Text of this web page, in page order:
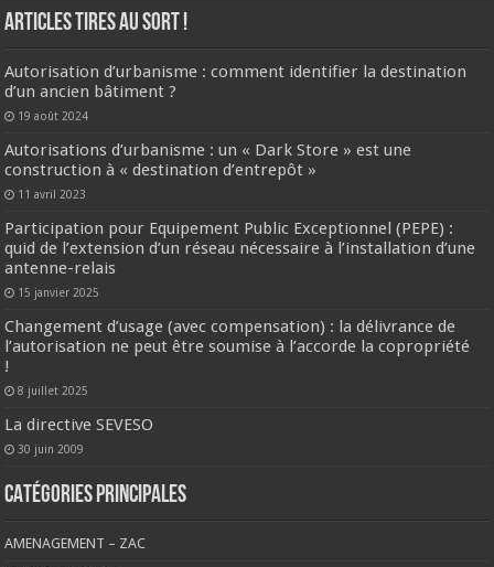
ARTICLES TIRES AU SORT !
Autorisation d’urbanisme : comment identifier la destination
d’un ancien bâtiment ?
19 août 2024
Autorisations d’urbanisme : un « Dark Store » est une
construction à « destination d’entrepôt »
11 avril 2023
Participation pour Equipement Public Exceptionnel (PEPE) :
quid de l’extension d’un réseau nécessaire à l’installation d’une
antenne-relais
15 janvier 2025
Changement d’usage (avec compensation) : la délivrance de
l’autorisation ne peut être soumise à l’accorde la copropriété
!
8 juillet 2025
La directive SEVESO
30 juin 2009
CATÉGORIES PRINCIPALES
AMENAGEMENT – ZAC